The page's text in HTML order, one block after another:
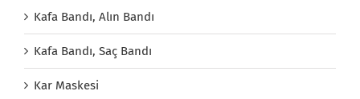
Kafa Bandı, Alın Bandı
Kafa Bandı, Saç Bandı
Kar Maskesi